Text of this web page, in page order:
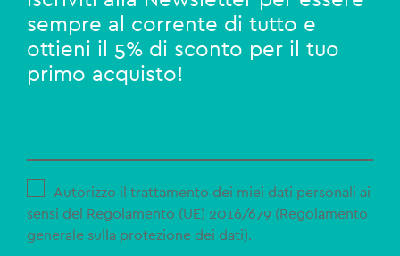
sempre al corrente di tutto e
ottieni il 5% di sconto per il tuo
primo acquisto!
Autorizzo il trattamento dei miei dati personali ai
sensi del Regolamento (UE) 2016/679 (Regolamento
generale sulla protezione dei dati).